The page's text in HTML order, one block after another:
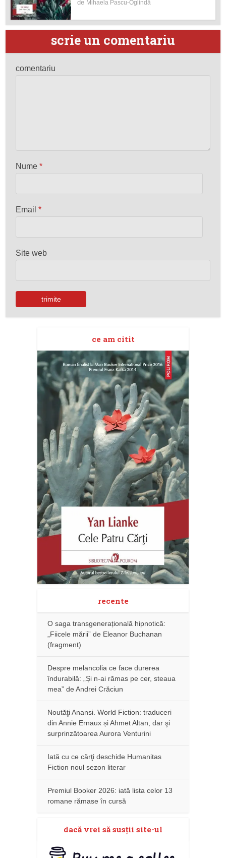
de Mihaela Pascu-Oglindă
scrie un comentariu
comentariu
Nume*
Email*
Site web
ce am citit
recente
O saga transgenerațională hipnotică:
„Fiicele mării” de Eleanor Buchanan
(fragment)
Despre melancolia ce face durerea
îndurabilă: „Și n-ai rămas pe cer, steaua
mea” de Andrei Crăciun
Noutăţi Anansi. World Fiction: traduceri
din Annie Ernaux și Ahmet Altan, dar şi
surprinzătoarea Aurora Venturini
Iată cu ce cărţi deschide Humanitas
Fiction noul sezon literar
Premiul Booker 2026: iată lista celor 13
romane rămase în cursă
dacă vrei să susţii site-ul